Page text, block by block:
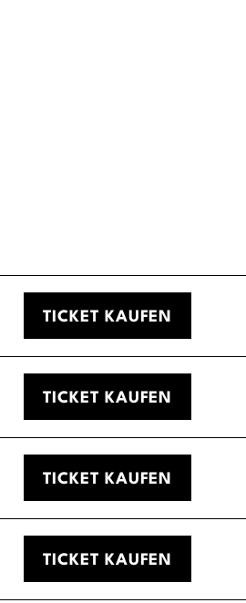
TICKET KAUFEN
TICKET KAUFEN
TICKET KAUFEN
TICKET KAUFEN